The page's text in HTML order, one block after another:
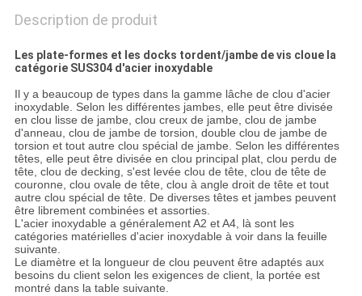
Description de produit
Les plate-formes et les docks tordent/jambe de vis cloue la
catégorie SUS304 d'acier inoxydable
Il y a beaucoup de types dans la gamme lâche de clou d'acier
inoxydable. Selon les différentes jambes, elle peut être divisée
en clou lisse de jambe, clou creux de jambe, clou de jambe
d'anneau, clou de jambe de torsion, double clou de jambe de
torsion et tout autre clou spécial de jambe. Selon les différentes
têtes, elle peut être divisée en clou principal plat, clou perdu de
tête, clou de decking, s'est levée clou de tête, clou de tête de
couronne, clou ovale de tête, clou à angle droit de tête et tout
autre clou spécial de tête. De diverses têtes et jambes peuvent
être librement combinées et assorties.
L'acier inoxydable a généralement A2 et A4, là sont les
catégories matérielles d'acier inoxydable à voir dans la feuille
suivante.
Le diamètre et la longueur de clou peuvent être adaptés aux
besoins du client selon les exigences de client, la portée est
montré dans la table suivante.